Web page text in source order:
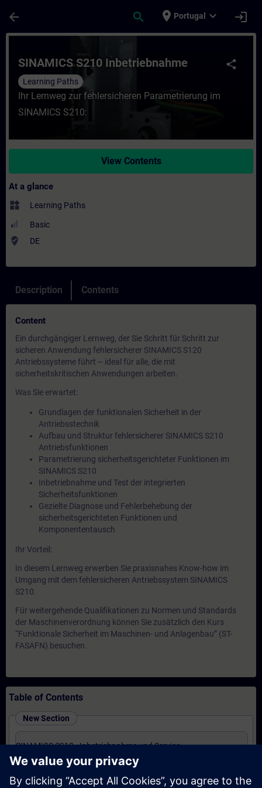
arrow_back search place Portugal expand_more login
Course - SINAMICS S210
share
SINAMICS S210 Inbetriebnahme
Learning Paths
Ihr Lernweg zur fehlersicheren Parametrierung im
SINAMICS S210:
View Contents
At a glance
widgets Learning Paths
Basic
where_to_vote DE
Description Contents
Content
Ein durchgängiger Lernweg, der Sie Schritt für Schritt zur
sicheren Anwendung fehlersicherer SINAMICS S120
Antriebssysteme führt – ideal für alle, die mit
sicherheitskritischen Anwendungen arbeiten.
Was Sie erwartet:
Grundlagen der funktionalen Sicherheit in der
Antriebsstechnik
Aufbau und Struktur fehlersicherer SINAMICS S210
Antriebsfunktionen
Parametrierung sicherheitsgerichteter Funktionen im
SINAMICS S210
Inbetriebnahme und Test der integrierten
Sicherheitsfunktionen
Gezielte Diagnose und Fehlerbehebung der
sicherheitsgerichteten Funktionen und
Komponententausch
Ihr Vorteil:
In diesem Lernweg erwerben Sie praxisnahes Know-how im
Umgang mit dem fehlersicheren Antriebssystem SINAMICS
S210.
Für weitergehende Qualifikationen zu Normen und Standards
der Maschinenverordnung können Sie zusätzlich den Kurs
“Funktionale Sicherheit im Maschinen- und Anlagenbau” (ST-
FASAFN) besuchen.
Table of Contents
New Section
SINAMICS S210 - Inbetriebnahme und Service
(Präsenz-Training)